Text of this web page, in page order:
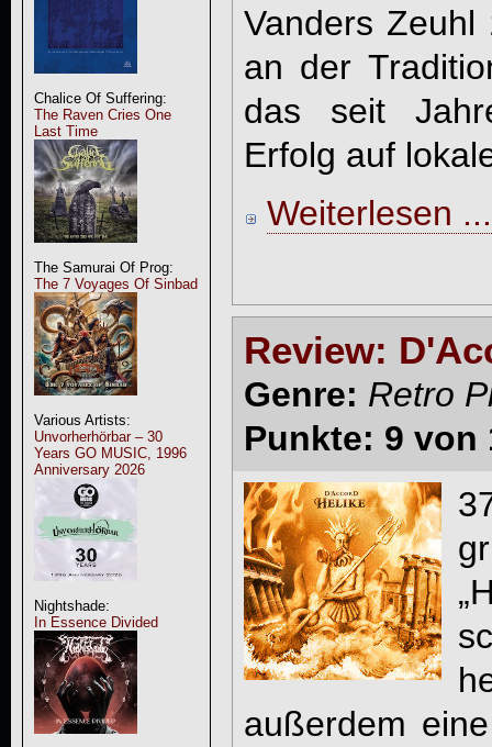
Chalice Of Suffering:
The Raven Cries One
Last Time
The Samurai Of Prog:
The 7 Voyages Of Sinbad
Various Artists:
Unvorherhörbar – 30
Years GO MUSIC, 1996
Anniversary 2026
Nightshade:
In Essence Divided
Vanders
an der
das seit
Erfolg auf
Weiterlesen ...
Review:
Genre: Retro
Punkte: 9 von
außerdem